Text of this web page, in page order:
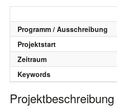
Programm / Ausschreibung
Projektstart
Zeitraum
Keywords
Projektbeschreibung